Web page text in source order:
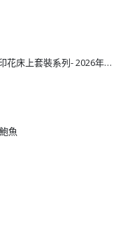
[A608104]Naturall 雙面印花床上套裝系列- 2026年秋季新款
魚